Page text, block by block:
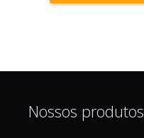
Nossos produtos